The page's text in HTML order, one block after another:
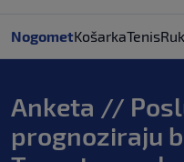
NogometKošarkaTenis
Anketa //
prognoziraju